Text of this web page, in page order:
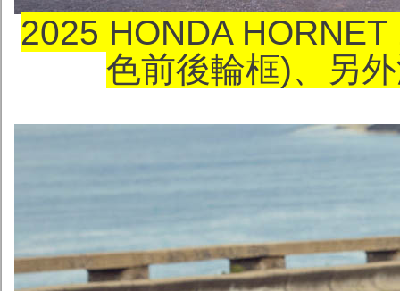
2025 HONDA
色前後輪框)、另